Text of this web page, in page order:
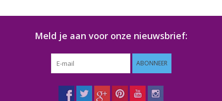
Kant-en-klare mozaïekwerken
Meld je aan voor onze nieuwsbrief:
ABONNEER